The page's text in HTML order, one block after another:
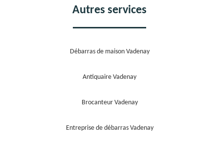
Autres services
Débarras de maison Vadenay
Antiquaire Vadenay
Brocanteur Vadenay
Entreprise de débarras Vadenay